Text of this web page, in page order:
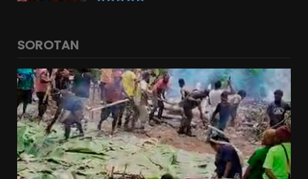
SOROTAN